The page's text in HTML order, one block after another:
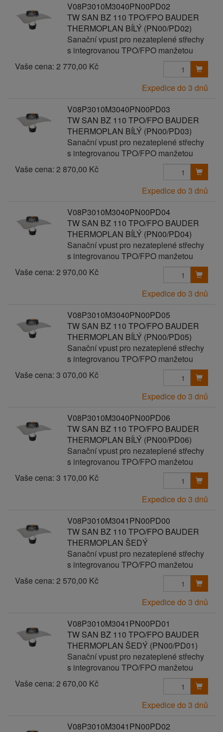
V08P3010M3040PN00PD02
TW SAN BZ 110 TPO/FPO BAUDER
THERMOPLAN BÍLÝ (PN00/PD02)
Sanační vpust pro nezateplené střechy
s integrovanou TPO/FPO manžetou
Vaše cena: 2 770,00 Kč
Expedice do 3 dnů
V08P3010M3040PN00PD03
TW SAN BZ 110 TPO/FPO BAUDER
THERMOPLAN BÍLÝ (PN00/PD03)
Sanační vpust pro nezateplené střechy
s integrovanou TPO/FPO manžetou
Vaše cena: 2 870,00 Kč
Expedice do 3 dnů
V08P3010M3040PN00PD04
TW SAN BZ 110 TPO/FPO BAUDER
THERMOPLAN BÍLÝ (PN00/PD04)
Sanační vpust pro nezateplené střechy
s integrovanou TPO/FPO manžetou
Vaše cena: 2 970,00 Kč
Expedice do 3 dnů
V08P3010M3040PN00PD05
TW SAN BZ 110 TPO/FPO BAUDER
THERMOPLAN BÍLÝ (PN00/PD05)
Sanační vpust pro nezateplené střechy
s integrovanou TPO/FPO manžetou
Vaše cena: 3 070,00 Kč
Expedice do 3 dnů
V08P3010M3040PN00PD06
TW SAN BZ 110 TPO/FPO BAUDER
THERMOPLAN BÍLÝ (PN00/PD06)
Sanační vpust pro nezateplené střechy
s integrovanou TPO/FPO manžetou
Vaše cena: 3 170,00 Kč
Expedice do 3 dnů
V08P3010M3041PN00PD00
TW SAN BZ 110 TPO/FPO BAUDER
THERMOPLAN ŠEDÝ
Sanační vpust pro nezateplené střechy
s integrovanou TPO/FPO manžetou
Vaše cena: 2 570,00 Kč
Expedice do 3 dnů
V08P3010M3041PN00PD01
TW SAN BZ 110 TPO/FPO BAUDER
THERMOPLAN ŠEDÝ (PN00/PD01)
Sanační vpust pro nezateplené střechy
s integrovanou TPO/FPO manžetou
Vaše cena: 2 670,00 Kč
Expedice do 3 dnů
V08P3010M3041PN00PD02